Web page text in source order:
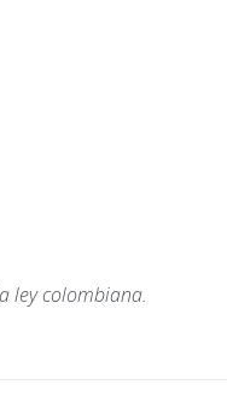
ley colombiana.